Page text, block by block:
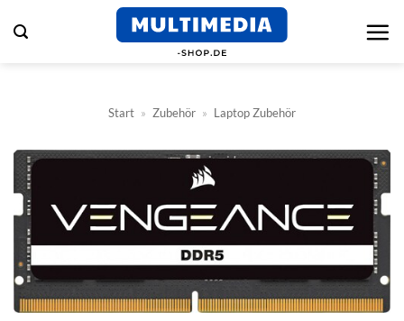
Inhalt
Start » Zubehör » Laptop Zubehör